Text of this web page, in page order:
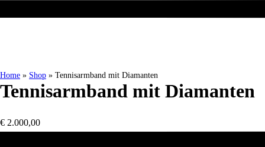
Inhalt
Home » Shop » Tennisarmband mit Diamanten
Tennisarmband mit Diamanten
€ 2.000,00